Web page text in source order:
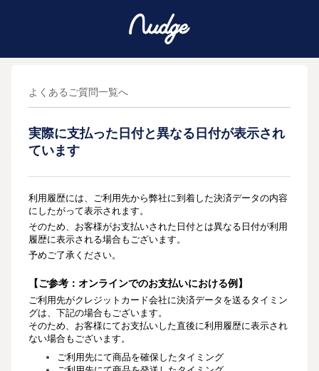
よくあるご質問一覧へ
実際に支払った日付と異なる日付が表示され
ています
利用履歴には、ご利用先から弊社に到着した決済データの内容
にしたがって表示されます。
そのため、お客様がお支払いされた日付とは異なる日付が利用
履歴に表示される場合もございます。
予めご了承ください。
【ご参考：オンラインでのお支払いにおける例】
ご利用先がクレジットカード会社に決済データを送るタイミン
グは、下記の場合もございます。
そのため、 お客様にてお支払いした直後に利用履歴に表示され
ない場合もございます。
ご利用先にて商品を確保したタイミング